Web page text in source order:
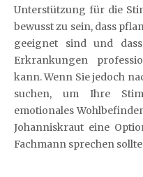
Unterstützung für die
bewusst zu sein, dass
geeignet sind und
Erkrankungen
kann. Wenn Sie jedoch
suchen, um Ihre
emotionales
Johanniskraut eine
Fachmann sprechen